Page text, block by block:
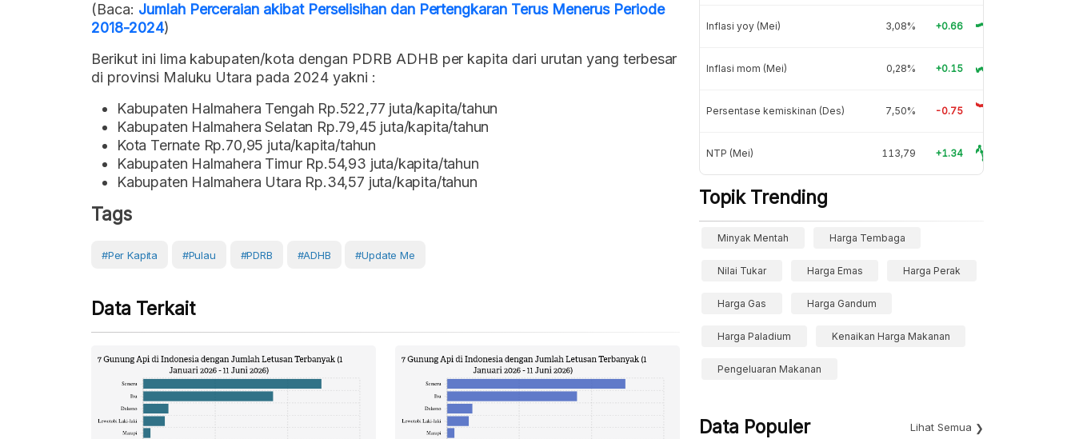
(Baca: Jumlah Perceraian akibat Perselisihan dan Pertengkaran Terus Menerus Periode
2018-2024)
Berikut ini lima kabupaten/kota dengan PDRB ADHB per kapita dari urutan yang terbesar
di provinsi Maluku Utara pada 2024 yakni :
Kabupaten Halmahera Tengah Rp.522,77 juta/kapita/tahun
Kabupaten Halmahera Selatan Rp.79,45 juta/kapita/tahun
Kota Ternate Rp.70,95 juta/kapita/tahun
Kabupaten Halmahera Timur Rp.54,93 juta/kapita/tahun
Kabupaten Halmahera Utara Rp.34,57 juta/kapita/tahun
Tags
#Per Kapita #pulau #PDRB #ADHB #Update Me
Data Terkait
Inflasi yoy (Mei) 3,08% +0.66
Inflasi mom (Mei) 0,28% +0.15
Persentase kemiskinan (Des) 7,50% -0.75
NTP (Mei) 113,79 +1.34
Topik Trending
Minyak Mentah Harga Tembaga
Nilai Tukar Harga Emas Harga Perak
Harga Gas Harga Gandum
Harga Paladium Kenaikan Harga Makanan
Pengeluaran Makanan
Data Populer Lihat Semua